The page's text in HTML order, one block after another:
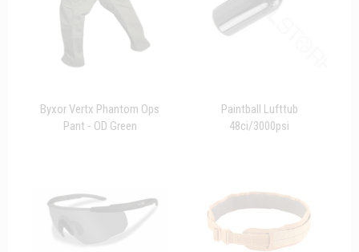
Byxor Vertx Phantom Ops
Pant - OD Green
Paintball Lufttub
48ci/3000psi